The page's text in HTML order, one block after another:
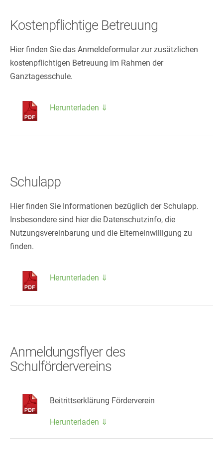
Kostenpflichtige Betreuung
Hier finden Sie das Anmeldeformular zur zusätzlichen
kostenpflichtigen Betreuung im Rahmen der
Ganztagesschule.
Herunterladen ⇓
Schulapp
Hier finden Sie Informationen bezüglich der Schulapp.
Insbesondere sind hier die Datenschutzinfo, die
Nutzungsvereinbarung und die Elterneinwilligung zu
finden.
Herunterladen ⇓
Anmeldungsflyer des
Schulfördervereins
Beitrittserklärung Förderverein
Herunterladen ⇓